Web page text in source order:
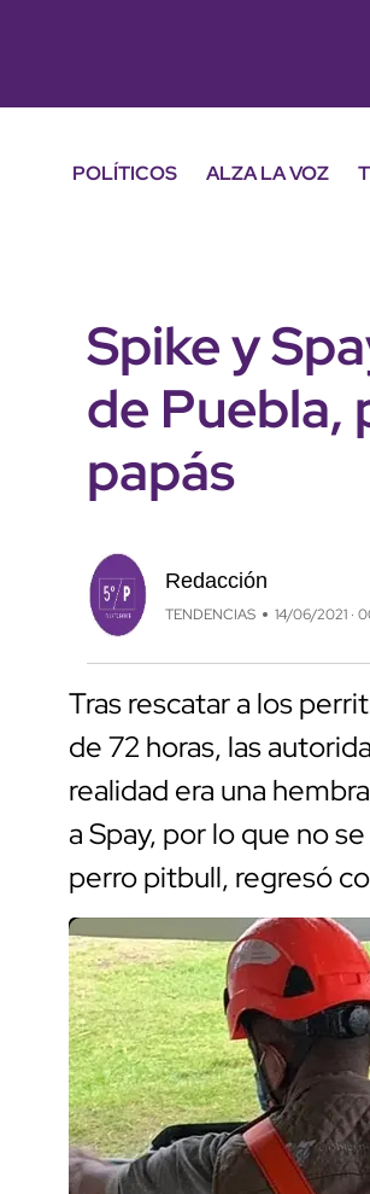
POLÍTICOS ALZA LA VOZ
Spike y
de Puebla,
papás
Redacción
TENDENCIAS 14/06/2021 ·
Tras rescatar a los
de 72 horas, las
realidad era una
a Spay, por lo que no
perro pitbull, regresó